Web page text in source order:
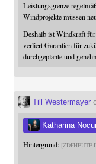
Leistungsgrenze
Windprojekte müssen
Deshalb ist Windkraft für
verliert Garantien für
durchgeplante und
Till Westermayer
Katharina
Hintergrund: